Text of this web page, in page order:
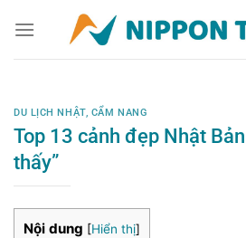
đến
nội
DU LỊCH NHẬT, CẨM NANG
Top 13 cảnh đẹp Nhật
thấy”
Nội dung [Hiển thị]